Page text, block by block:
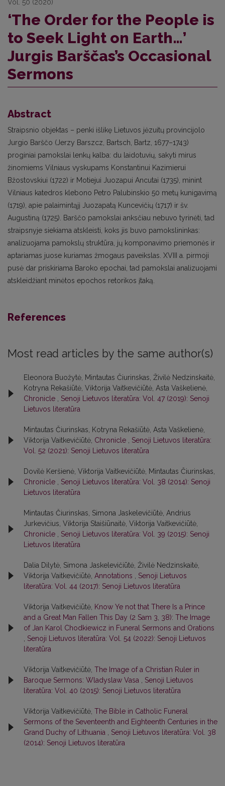
Vol. 50 (2020)
‘The Order for the People is
to Seek Light on Earth…’
Jurgis Barščas’s Occasional
Sermons
Abstract
Straipsnio objektas – penki išlikę Lietuvos jėzuitų provincijolo
Jurgio Barščo (Jerzy Barszcz, Bartsch, Bartz, 1677–1743)
proginiai pamokslai lenkų kalba: du laidotuvių, sakyti mirus
žinomiems Vilniaus vyskupams Konstantinui Kazimierui
Bžostovskiui (1722) ir Motiejui Juozapui Ancutai (1735), minint
Vilniaus katedros klebono Petro Palubinskio 50 metų kunigavimą
(1719), apie palaimintąjį Juozapatą Kuncevičių (1717) ir šv.
Augustiną (1725). Barščo pamokslai anksčiau nebuvo tyrinėti, tad
straipsnyje siekiama atskleisti, koks jis buvo pamokslininkas:
analizuojama pamokslų struktūra, jų komponavimo priemonės ir
aptariamas juose kuriamas žmogaus paveikslas. XVIII a. pirmoji
pusė dar priskiriama Baroko epochai, tad pamokslai analizuojami
atskleidžiant minėtos epochos retorikos įtaką.
References
Most read articles by the same author(s)
Eleonora Buožytė, Mintautas Čiurinskas, Živilė Nedzinskaitė,
Kotryna Rekašiūtė, Viktorija Vaitkevičiūtė, Asta Vaškelienė,
Chronicle
Senoji Lietuvos literatūra: Vol. 47 (2019): Senoji
Lietuvos literatūra
Mintautas Čiurinskas, Kotryna Rekašiūtė, Asta Vaškelienė,
Viktorija Vaitkevičiūtė, Chronicle
Senoji Lietuvos literatūra:
Vol. 52 (2021): Senoji Lietuvos literatūra
Dovilė Keršienė, Viktorija Vaitkevičiūtė, Mintautas Čiurinskas,
Chronicle
Senoji Lietuvos literatūra: Vol. 38 (2014): Senoji
Lietuvos literatūra
Mintautas Čiurinskas, Simona Jaskelevičiūtė, Andrius
Jurkevičius, Viktorija Staišiūnaitė, Viktorija Vaitkevičiūtė,
Chronicle
Senoji Lietuvos literatūra: Vol. 39 (2015): Senoji
Lietuvos literatūra
Dalia Dilytė, Simona Jaskelevičiūtė, Živilė Nedzinskaitė,
Viktorija Vaitkevičiūtė, Annotations
Senoji Lietuvos
literatūra: Vol. 44 (2017): Senoji Lietuvos literatūra
Viktorija Vaitkevičiūtė, Know Ye not that There Is a Prince
and a Great Man Fallen This Day (2 Sam 3, 38): The Image
of Jan Karol Chodkiewicz in Funeral Sermons and Orations
Senoji Lietuvos literatūra: Vol. 54 (2022): Senoji Lietuvos
literatūra
Viktorija Vaitkevičiūtė, The Image of a Christian Ruler in
Baroque Sermons: Wladyslaw Vasa
Senoji Lietuvos
literatūra: Vol. 40 (2015): Senoji Lietuvos literatūra
Viktorija Vaitkevičiūtė, The Bible in Catholic Funeral
Sermons of the Seventeenth and Eighteenth Centuries in the
Grand Duchy of Lithuania
Senoji Lietuvos literatūra: Vol. 38
(2014): Senoji Lietuvos literatūra